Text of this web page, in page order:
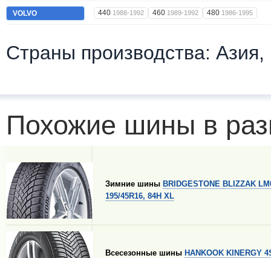
VOLVO 440 1988-1992 460 1989-1992 480 1986-1995
Страны производства: Азия,
Похожие шины в
Зимние шины BRIDGESTONE BLIZZAK
195/45R16, 84H XL
Всесезонные шины HANKOOK KINERGY